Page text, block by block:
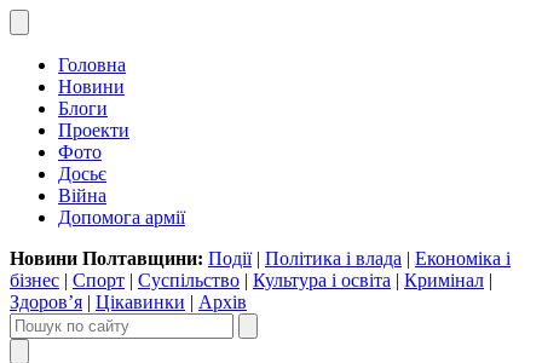
Головна
Новини
Блоги
Проекти
Фото
Досьє
Війна
Допомога армії
Новини Полтавщини: Події| Політика і влада | Економіка і
бізнес | Спорт | Суспільство | Культура і освіта | Кримінал |
Здоров’я | Цікавинки | Архів